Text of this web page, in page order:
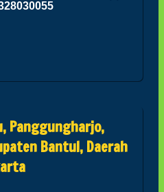
Panggungharjo,
Bantul, Daerah